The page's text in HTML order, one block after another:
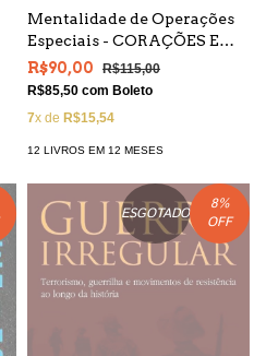
Mentalidade de Operações
Especiais - CORAÇÕES E
MENTES
R$90,00
R$115,00
R$85,50 com Boleto
7x de R$15,54
12 LIVROS EM 12 MESES
ESGOTADO
8%
OFF